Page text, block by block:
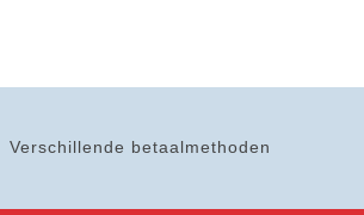
Verschillende betaalmethoden